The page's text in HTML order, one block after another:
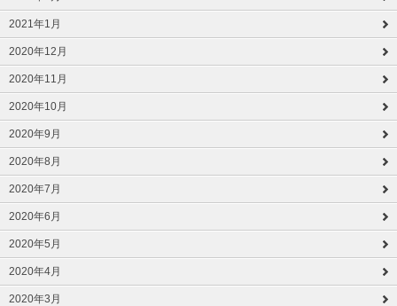
2021年1月
2020年12月
2020年11月
2020年10月
2020年9月
2020年8月
2020年7月
2020年6月
2020年5月
2020年4月
2020年3月